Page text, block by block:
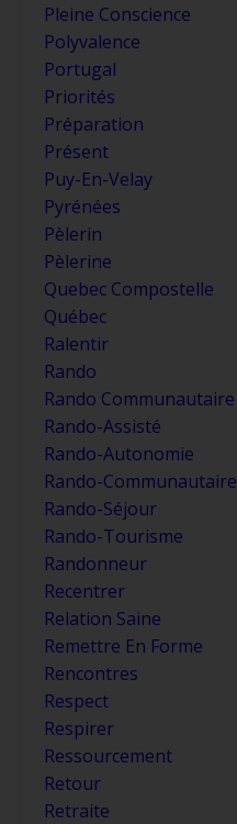
Pleine Conscience
Polyvalence
Portugal
Priorités
Préparation
Présent
Puy-En-Velay
Pyrénées
Pèlerin
Pèlerine
Quebec Compostelle
Québec
Ralentir
Rando
Rando Communautaire
Rando-Assisté
Rando-Autonomie
Rando-Communautaire
Rando-Séjour
Rando-Tourisme
Randonneur
Recentrer
Relation Saine
Remettre En Forme
Rencontres
Respect
Respirer
Ressourcement
Retour
Retraite